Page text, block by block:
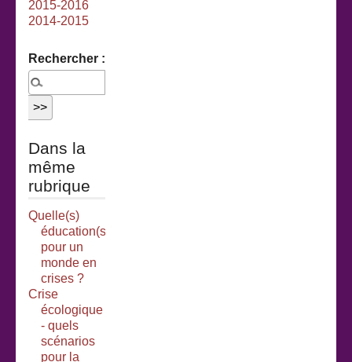
2015-2016
2014-2015
Rechercher :
Dans la
même
rubrique
Quelle(s)
éducation(s)
pour un
monde en
crises ?
Crise
écologique
- quels
scénarios
pour la